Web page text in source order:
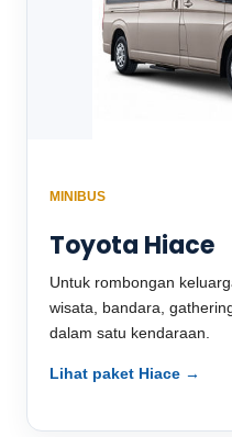
MINIBUS
Toyota Hiace
Untuk rombongan
wisata, bandara,
dalam satu kendaraan.
Lihat paket Hiace →